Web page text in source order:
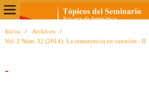
Inicio / Archivos
/
Vol. 2 Núm. 32 (2014): La inmanencia en cuestión - II
-